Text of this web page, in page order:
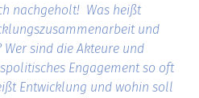
nachgeholt! Was heißt
und
sind die Akteure und
Engagement so oft
Entwicklung und wohin soll